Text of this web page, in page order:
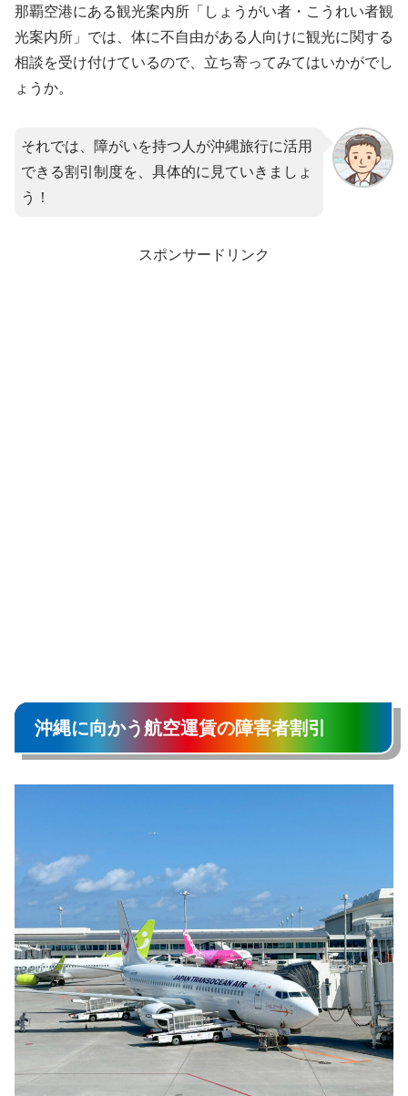
那覇空港にある観光案内所「しょうがい者・こうれい者観
光案内所」では、体に不自由がある人向けに観光に関する
相談を受け付けているので、立ち寄ってみてはいかがでし
ょうか。
それでは、障がいを持つ人が沖縄旅行に活用
できる割引制度を、具体的に見ていきましょ
う！
スポンサードリンク
沖縄に向かう航空運賃の障害者割引